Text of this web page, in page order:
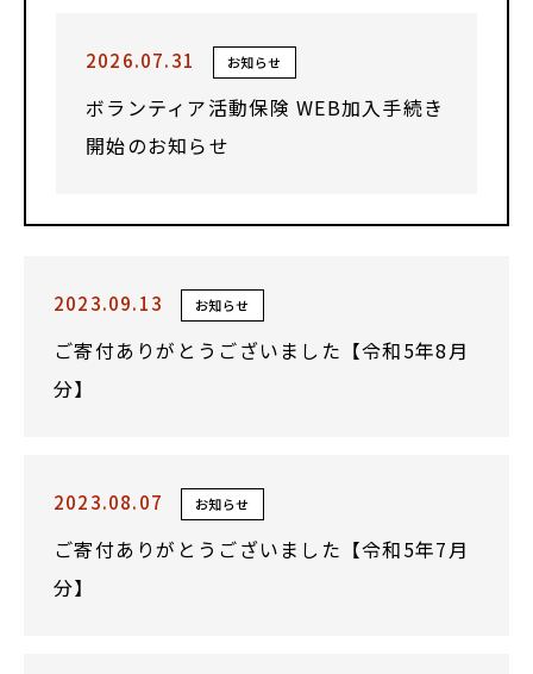
2026.07.31 お知らせ
ボランティア活動保険 WEB加入手続き
開始のお知らせ
2023.09.13 お知らせ
ご寄付ありがとうございました【令和5年8月
分】
2023.08.07 お知らせ
ご寄付ありがとうございました【令和5年7月
分】